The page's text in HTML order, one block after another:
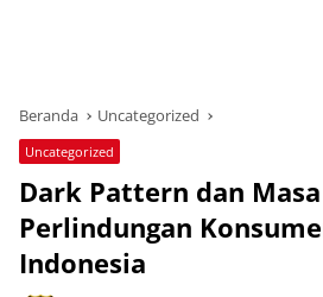
Beranda Uncategorized
Uncategorized
Dark Pattern dan
Perlindungan
Indonesia